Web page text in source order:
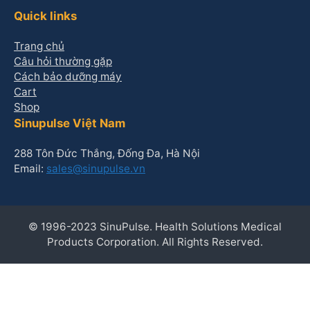
Quick links
Trang chủ
Câu hỏi thường gặp
Cách bảo dưỡng máy
Cart
Shop
Sinupulse Việt Nam
288 Tôn Đức Thắng, Đống Đa, Hà Nội
Email: sales@sinupulse.vn
©️ 1996-2023 SinuPulse. Health Solutions Medical
Products Corporation. All Rights Reserved.